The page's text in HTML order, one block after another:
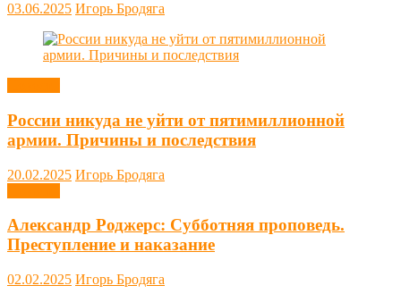
03.06.2025 Игорь Бродяга
России никуда не уйти от пятимиллионной
армии. Причины и последствия
20.02.2025 Игорь Бродяга
Александр Роджерс: Субботняя проповедь.
Преступление и наказание
02.02.2025 Игорь Бродяга